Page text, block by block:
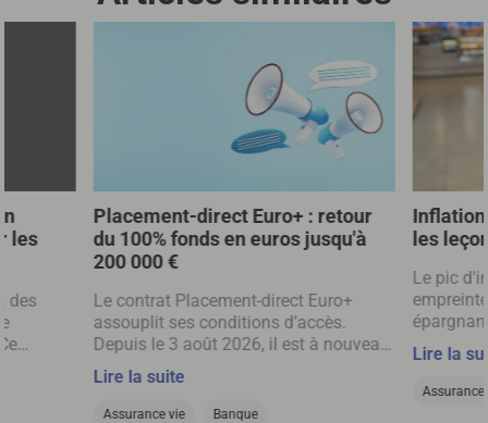
les
des
Placement-direct Euro+ : retour
du 100% fonds en euros jusqu'à
200 000 €
Le contrat Placement-direct Euro+
assouplit ses conditions d’accès.
Depuis le 3 août 2026, il est à nouveau
possible d’investir librement sur le
fonds en euros SwissLife Euro+, dans
la limite de 200 000 € par adhérent.
Lire la suite
Assurance vie Banque
les
Le pic
mettent
argent,
Lire la
Assurance